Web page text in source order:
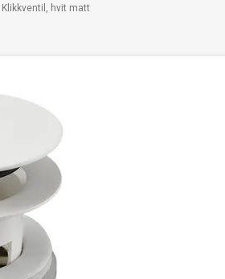
Klikkventil, hvit matt